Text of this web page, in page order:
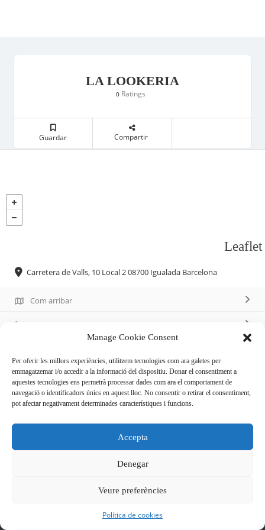
Manage Cookie Consent
Per oferir les millors experiències, utilitzem tecnologies com ara galetes per
emmagatzemar i/o accedir a la informació del dispositiu. Donar el consentiment a
aquestes tecnologies ens permetrà processar dades com ara el comportament de
navegació o identificadors únics en aquest lloc. No consentir o retirar el consentiment,
pot afectar negativament determinades característiques i funcions.
Accepta
Denegar
Veure preferències
Política de cookies
LA LOOKERIA
0 Ratings
Guardar Compartir
Leaflet
Carretera de Valls, 10 Local 2 08700 Igualada Barcelona
Com arribar
Descripció
Perruqueria unisex